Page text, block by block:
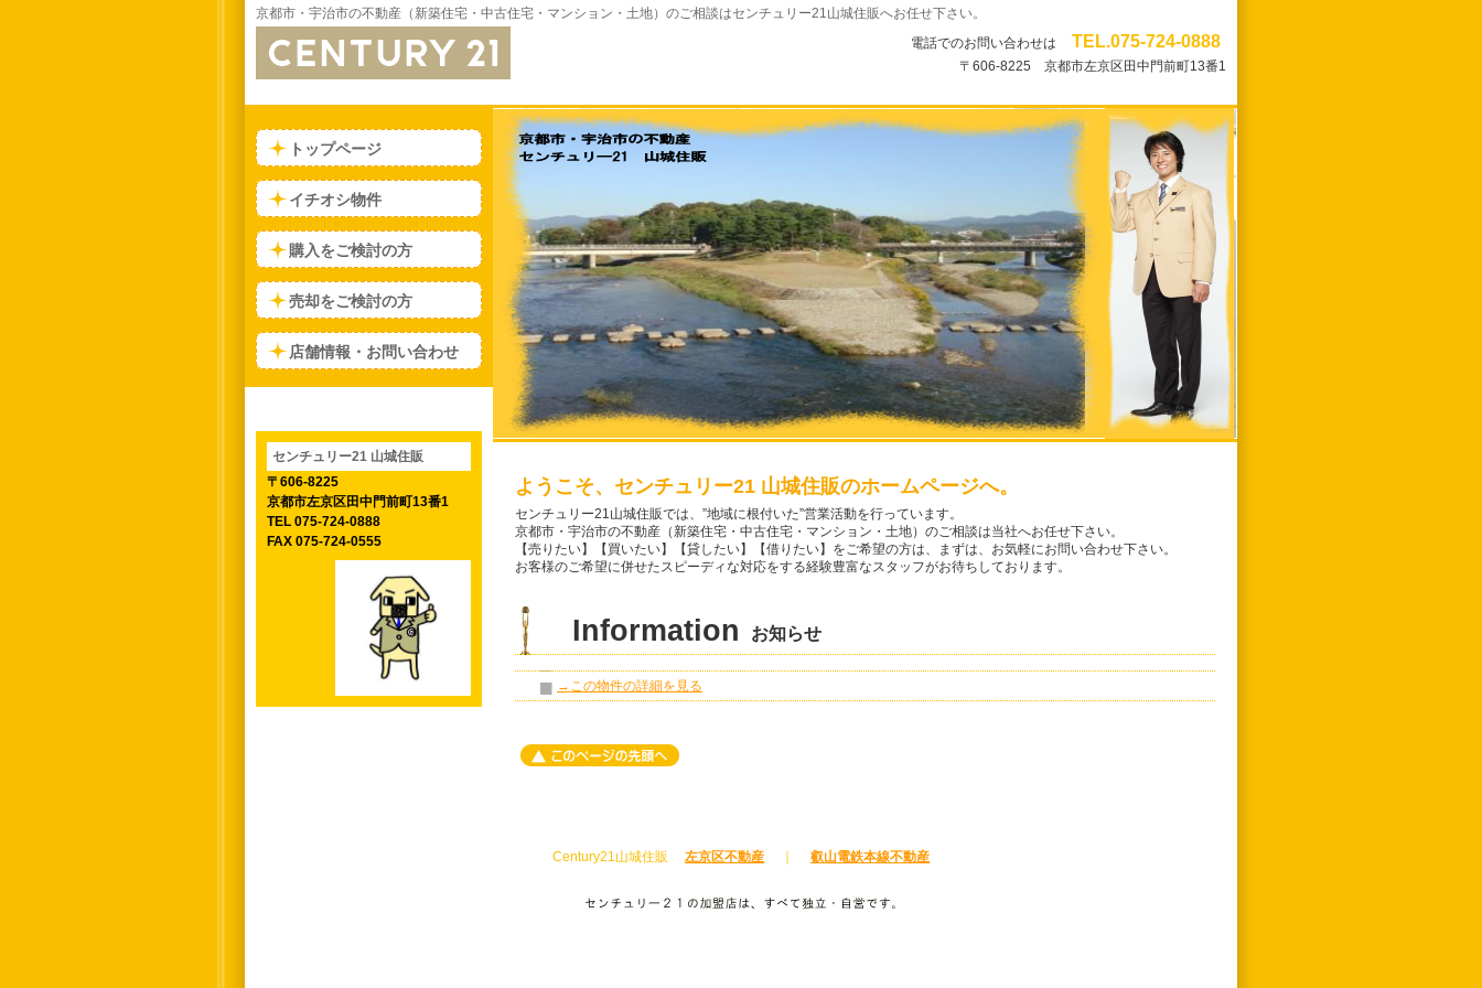
京都市・宇治市の不動産（新築住宅・中古住宅・マンション・土地）のご相談はセンチュリー21山城住販へお任せ下さい。
電話でのお問い合わせは
TEL.075-724-0888
〒606-8225 京都市左京区田中門前町13番1
ようこそ、センチュリー21 山城住販のホームページへ。
センチュリー21山城住販では、”地域に根付いた”営業活動を行っています。
京都市・宇治市の不動産（新築住宅・中古住宅・マンション・土地）のご相談は当社へお任せ下さい。
【売りたい】【買いたい】【貸したい】【借りたい】をご希望の方は、まずは、お気軽にお問い合わせ下さい。
お客様のご希望に併せたスピーディな対応をする経験豊富なスタッフがお待ちしております。
Information お知らせ
→この物件の詳細を見る
トップページ
イチオシ物件
購入をご検討の方
売却をご検討の方
店舗情報・お問い合わせ
センチュリー21 山城住販
〒606-8225
京都市左京区田中門前町13番1
TEL 075-724-0888
FAX 075-724-0555
Century21山城住販 左京区不動産 叡山電鉄本線不動産